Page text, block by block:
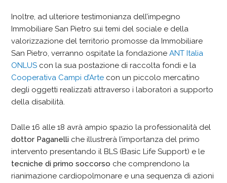
Inoltre, ad ulteriore testimonianza dell’impegno
Immobiliare San Pietro sui temi del sociale e della
valorizzazione del territorio promosse da Immobiliare
San Pietro, verranno ospitate la fondazioneANT Italia
ONLUS con la sua postazione di raccolta fondi e la
Cooperativa Campi d’Arte con un piccolo mercatino
degli oggetti realizzati attraverso i laboratori a supporto
della disabilità.
Dalle 16 alle 18 avrà ampio spazio la professionalità del
dottor Paganelli che illustrerà l’importanza del primo
intervento presentando il BLS (Basic Life Support) e le
tecniche di primo soccorso che comprendono la
rianimazione cardiopolmonare e una sequenza di azioni